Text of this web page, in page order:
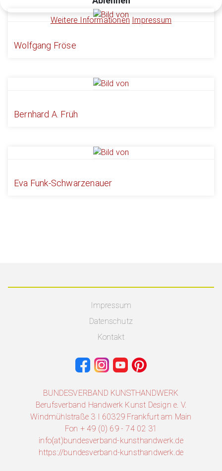
Wolfgang Fröse
Bernhard A. Früh
Eva Funk-Schwarzenauer
Impressum
Datenschutz
Kontakt
BUNDESVERBAND KUNSTHANDWERK
Berufsverband Handwerk Kunst Design e. V.
Windmühlstraße 3 I 60329 Frankfurt am Main
Fon + 49 (0) 69 - 74 02 31
info(at)bundesverband-kunsthandwerk.de
https://bundesverband-kunsthandwerk.de
Weitere Informationen Impressum